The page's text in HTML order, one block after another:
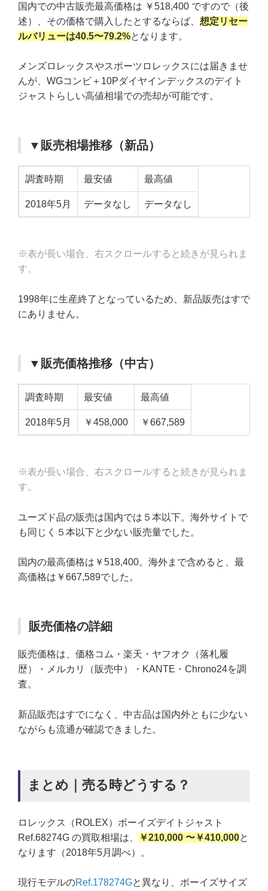
国内での中古販売最高価格は ￥518,400 ですので（後
述）、その価格で購入したとするならば、 想定リセー
ルバリューは40.5〜79.2%となります。
メンズロレックスやスポーツロレックスには届きませ
んが、WGコンビ＋10Pダイヤインデックスのデイト
ジャストらしい高値相場での売却が可能です。
▼販売相場推移（新品）
調査時期 最安値 最高値
2018年5月 データなし データなし
※表が長い場合、右スクロールすると続きが見られま
す。
1998年に生産終了となっているため、新品販売はすで
にありません。
▼販売価格推移（中古）
調査時期 最安値 最高値
2018年5月 ￥458,000 ￥667,589
※表が長い場合、右スクロールすると続きが見られま
す。
ユーズド品の販売は国内では５本以下。海外サイトで
も同じく５本以下と少ない販売量でした。
国内の最高価格は￥518,400。海外まで含めると、最
高価格は￥667,589でした。
販売価格の詳細
販売価格は、価格コム・楽天・ヤフオク（落札履
歴）・メルカリ（販売中）・KANTE・Chrono24を調
査。
新品販売はすでになく、中古品は国内外ともに少ない
ながらも流通が確認できました。
まとめ｜売る時どうする？
ロレックス（ROLEX）ボーイズデイトジャスト
Ref.68274G の買取相場は、
￥210,000 〜￥410,000と
なります（2018年5月調べ）。
現行モデルのRef.178274Gと異なり、ボーイズサイズ